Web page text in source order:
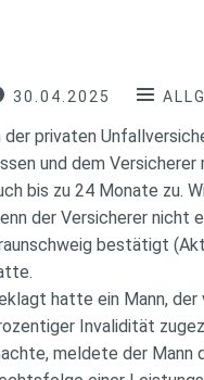
30.04.2025
der privaten
und dem
bis zu 24 Monate zu.
der Versicherer nicht
bestätigt
hatte ein Mann,
Invalidität
meldete der Mann